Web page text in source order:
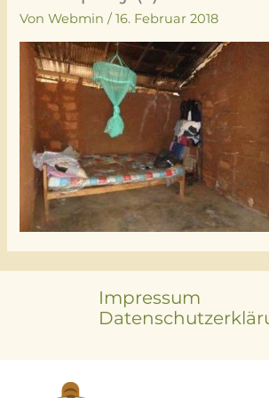
VonWebmin/16. Februar 2018
Impressum